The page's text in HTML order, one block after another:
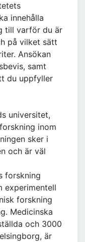
innehålla
till varför du är
på vilket sätt
Ansökan
samt
du uppfyller
universitet,
inom
sker i
och är väl
forskning
experimentell
forskning
Medicinska
och 3000
är